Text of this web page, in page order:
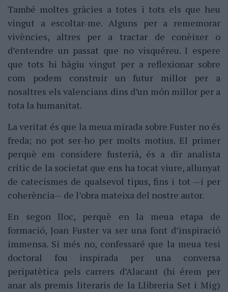
També moltes gràcies a totes i tots els que heu
vingut a escoltar-me. Alguns per a rememorar
vivències, altres per a tractar de conèixer o
d’entendre un passat que no visquéreu. I espere
que tots hi hàgiu vingut per a reflexionar sobre
com podem construir un futur millor per a
nosaltres els valencians dins d’un món millor per a
tota la humanitat.
La veritat és que la meua mirada sobre Fuster no és
freda; no pot ser-ho per molts motius. El primer
perquè em considere fusterià, és a dir analista
crític de la societat que ens ha tocat viure, allunyat
de catecismes de qualsevol tipus, fins i tot —i per
coherència— de l’obra mateixa del nostre autor.
En segon lloc, perquè en la meua etapa de
formació, Joan Fuster va ser una font d’inspiració
immensa. Si més no, confessaré que la meua tesi
doctoral fou inspirada per una conversa
peripatètica pels carrers d’Alacant (hi érem per
anar als premis literaris de la Llibreria Set i Mig)